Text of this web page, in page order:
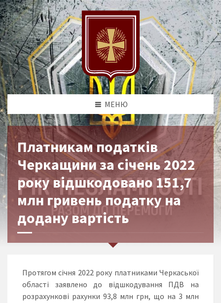
МЕНЮ
Платникам податків
Черкащини за січень 2022
року відшкодовано 151,7
млн гривень податку на
додану вартість
Протягом січня 2022 року платниками Черкаської
області заявлено до відшкодування ПДВ на
розрахункові рахунки 93,8 млн грн, що на 3 млн